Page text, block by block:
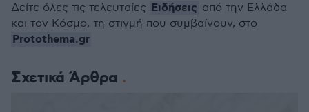
Σχετικά Άρθρα
Δείτε όλες τις τελευταίες Ειδήσεις από την Ελλάδα
και τον Κόσμο, τη στιγμή που συμβαίνουν, στο
Protothema.gr